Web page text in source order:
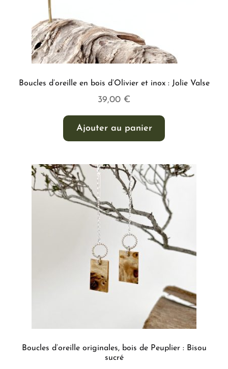
Boucles d’oreille en bois d’Olivier et inox : Jolie Valse
39,00 €
Ajouter au panier
Boucles d’oreille originales, bois de Peuplier : Bisou
sucré